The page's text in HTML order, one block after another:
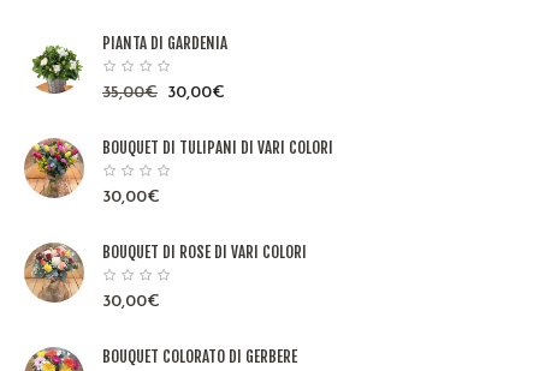
PIANTA DI GARDENIA
35,00€ 30,00€
BOUQUET DI TULIPANI DI VARI COLORI
30,00€
BOUQUET DI ROSE DI VARI COLORI
30,00€
BOUQUET COLORATO DI GERBERE